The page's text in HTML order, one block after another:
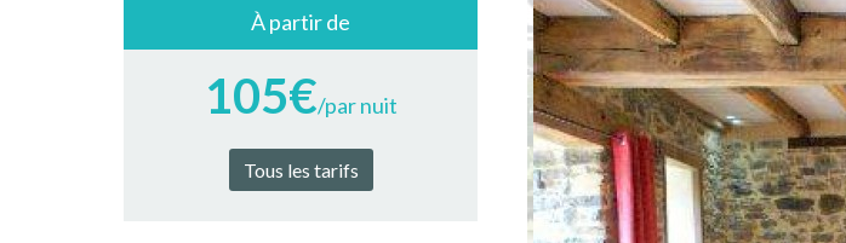
À partir de
105€/par nuit
Tous les tarifs